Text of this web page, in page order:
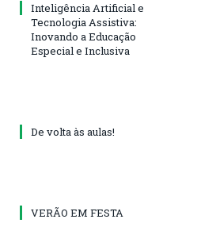
Inteligência Artificial e
Tecnologia Assistiva:
Inovando a Educação
Especial e Inclusiva
De volta às aulas!
VERÃO EM FESTA